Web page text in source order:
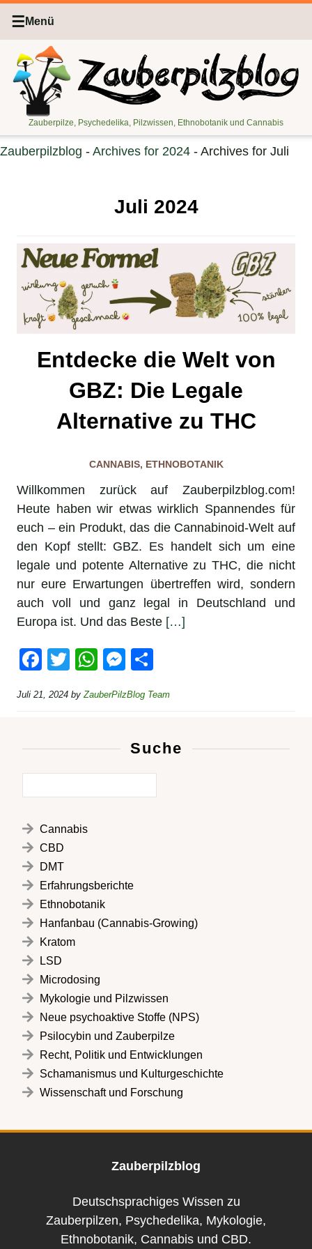
☰ Menü
Zauberpilze, Psychedelika, Pilzwissen, Ethnobotanik und Cannabis
Zauberpilzblog - Archives for 2024 - Archives for Juli
Juli 2024
Entdecke die Welt von
GBZ: Die Legale
Alternative zu THC
CANNABIS, ETHNOBOTANIK
Willkommen zurück auf Zauberpilzblog.com!
Heute haben wir etwas wirklich Spannendes für
euch – ein Produkt, das die Cannabinoid-Welt auf
den Kopf stellt: GBZ. Es handelt sich um eine
legale und potente Alternative zu THC, die nicht
nur eure Erwartungen übertreffen wird, sondern
auch voll und ganz legal in Deutschland und
Europa ist. Und das Beste […]
F
c
b
o
o
T
tt
W
at
A
p
p
M
ss
n
g
er
e
Juli 21, 2024 byZauberPilzBlog Team
Suche
Cannabis
CBD
DMT
Erfahrungsberichte
Ethnobotanik
Hanfanbau (Cannabis-Growing)
Kratom
LSD
Microdosing
Mykologie und Pilzwissen
Neue psychoaktive Stoffe (NPS)
Psilocybin und Zauberpilze
Recht, Politik und Entwicklungen
Schamanismus und Kulturgeschichte
Wissenschaft und Forschung
Zauberpilzblog
Deutschsprachiges Wissen zu
Zauberpilzen, Psychedelika, Mykologie,
Ethnobotanik, Cannabis und CBD.